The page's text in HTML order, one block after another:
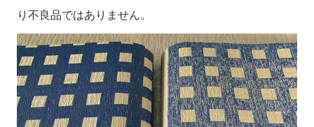
り不良品ではありません。